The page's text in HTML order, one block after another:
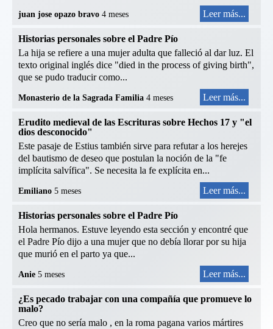
juan jose opazo bravo 4 meses Leer más...
Historias personales sobre el Padre Pío
La hija se refiere a una mujer adulta que falleció al dar luz. El
texto original inglés dice "died in the process of giving birth",
que se pudo traducir como...
Monasterio de la Sagrada Familia 4 meses Leer más...
Erudito medieval de las Escrituras sobre Hechos 17 y "el
dios desconocido"
Este pasaje de Estius también sirve para refutar a los herejes
del bautismo de deseo que postulan la noción de la "fe
implícita salvífica". Se necesita la fe explícita en...
Emiliano 5 meses Leer más...
Historias personales sobre el Padre Pío
Hola hermanos. Estuve leyendo esta sección y encontré que
el Padre Pío dijo a una mujer que no debía llorar por su hija
que murió en el parto ya que...
Anie 5 meses Leer más...
¿Es pecado trabajar con una compañía que promueve lo
malo?
Creo que no sería malo , en la roma pagana varios mártires